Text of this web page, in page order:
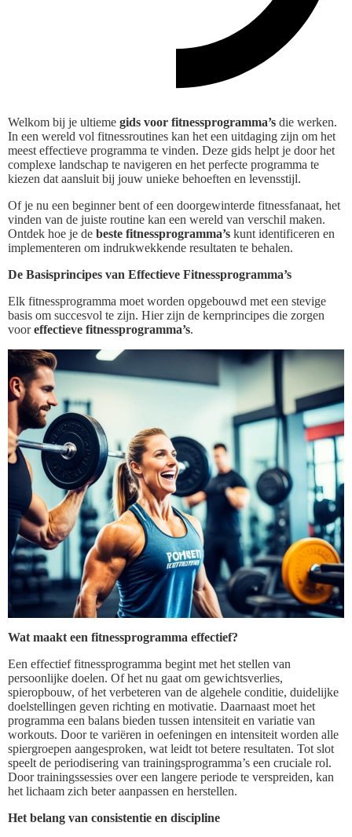
Welkom bij je ultieme gids voor fitnessprogramma’s die werken.
In een wereld vol fitnessroutines kan het een uitdaging zijn om het
meest effectieve programma te vinden. Deze gids helpt je door het
complexe landschap te navigeren en het perfecte programma te
kiezen dat aansluit bij jouw unieke behoeften en levensstijl.
Of je nu een beginner bent of een doorgewinterde fitnessfanaat, het
vinden van de juiste routine kan een wereld van verschil maken.
Ontdek hoe je de beste fitnessprogramma’s kunt identificeren en
implementeren om indrukwekkende resultaten te behalen.
De Basisprincipes van Effectieve Fitnessprogramma’s
Elk fitnessprogramma moet worden opgebouwd met een stevige
basis om succesvol te zijn. Hier zijn de kernprincipes die zorgen
vooreffectieve fitnessprogramma’s.
Wat maakt een fitnessprogramma effectief?
Een effectief fitnessprogramma begint met het stellen van
persoonlijke doelen. Of het nu gaat om gewichtsverlies,
spieropbouw, of het verbeteren van de algehele conditie, duidelijke
doelstellingen geven richting en motivatie. Daarnaast moet het
programma een balans bieden tussen intensiteit en variatie van
workouts. Door te variëren in oefeningen en intensiteit worden alle
spiergroepen aangesproken, wat leidt tot betere resultaten. Tot slot
speelt de periodisering van trainingsprogramma’s een cruciale rol.
Door trainingssessies over een langere periode te verspreiden, kan
het lichaam zich beter aanpassen en herstellen.
Het belang van consistentie en discipline